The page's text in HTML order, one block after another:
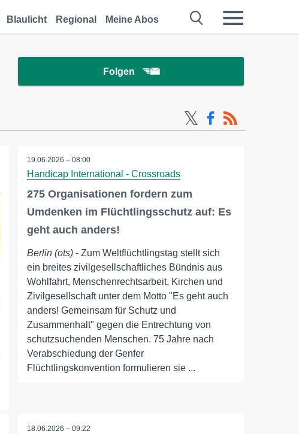
Blaulicht Regional Meine Abos
Folgen
19.06.2026 – 08:00
Handicap International - Crossroads
275 Organisationen fordern zum
Umdenken im Flüchtlingsschutz auf: Es
geht auch anders!
Berlin (ots) - Zum Weltflüchtlingstag stellt sich
ein breites zivilgesellschaftliches Bündnis aus
Wohlfahrt, Menschenrechtsarbeit, Kirchen und
Zivilgesellschaft unter dem Motto "Es geht auch
anders! Gemeinsam für Schutz und
Zusammenhalt" gegen die Entrechtung von
schutzsuchenden Menschen. 75 Jahre nach
Verabschiedung der Genfer
Flüchtlingskonvention formulieren sie ...
18.06.2026 – 09:22